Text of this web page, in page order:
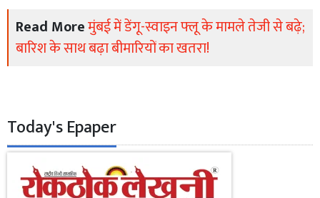
Read Moreमुंबई में डेंगू-स्वाइन फ्लू के मामले तेजी से बढ़े;
बारिश के साथ बढ़ा बीमारियों का खतरा!
Today's Epaper